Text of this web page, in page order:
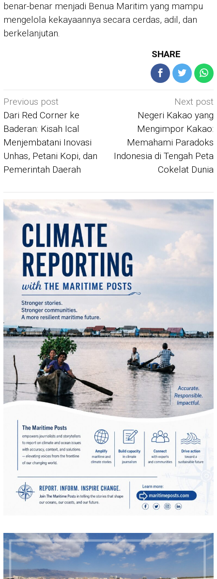
benar-benar menjadi Benua Maritim yang mampu
mengelola kekayaannya secara cerdas, adil, dan
berkelanjutan.
SHARE
Post
navigation
Previous post
Dari Red Corner ke
Baderan: Kisah Ical
Menjembatani Inovasi
Unhas, Petani Kopi, dan
Pemerintah Daerah
Next post
Negeri Kakao yang
Mengimpor Kakao:
Memahami Paradoks
Indonesia di Tengah Peta
Cokelat Dunia